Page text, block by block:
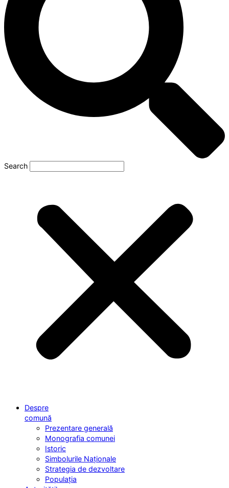
Search
Despre
comună
Prezentare generală
Monografia comunei
Istoric
Simbolurile Naționale
Strategia de dezvoltare
Populația